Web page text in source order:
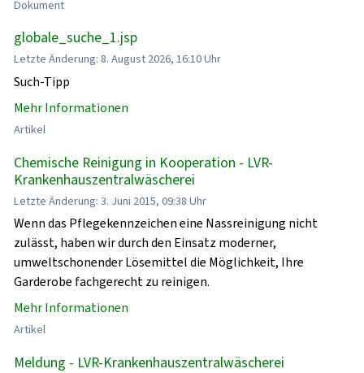
Dokument
globale_suche_1.jsp
Letzte Änderung: 8. August 2026, 16:10 Uhr
Such-Tipp
Mehr Informationen
Artikel
Chemische Reinigung in Kooperation - LVR-
Krankenhauszentralwäscherei
Letzte Änderung: 3. Juni 2015, 09:38 Uhr
Wenn das Pflegekennzeichen eine Nassreinigung nicht
zulässt, haben wir durch den Einsatz moderner,
umweltschonender Lösemittel die Möglichkeit, Ihre
Garderobe fachgerecht zu reinigen.
Mehr Informationen
Artikel
Meldung - LVR-Krankenhauszentralwäscherei